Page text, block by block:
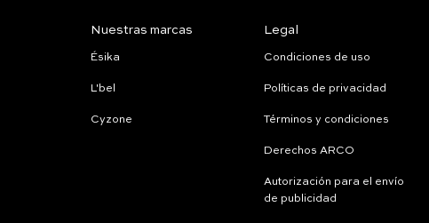
Nuestras marcas
Ésika
L'bel
Cyzone
Legal
Condiciones de uso
Políticas de privacidad
Términos y condiciones
Derechos ARCO
Autorización para el envío
de publicidad